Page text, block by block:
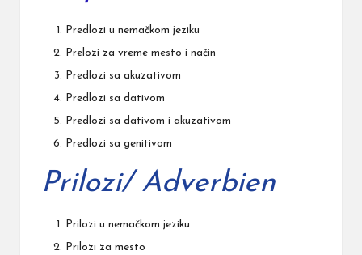
Predlozi u nemačkom jeziku
Prelozi za vreme mesto i način
Predlozi sa akuzativom
Predlozi sa dativom
Predlozi sa dativom i akuzativom
Predlozi sa genitivom
Prilozi/ Adverbien
Prilozi u nemačkom jeziku
Prilozi za mesto